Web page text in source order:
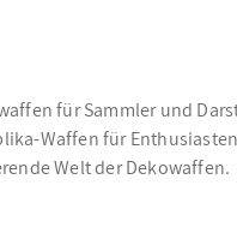
für Sammler und
Waffen für
Welt der Dekowaffen.